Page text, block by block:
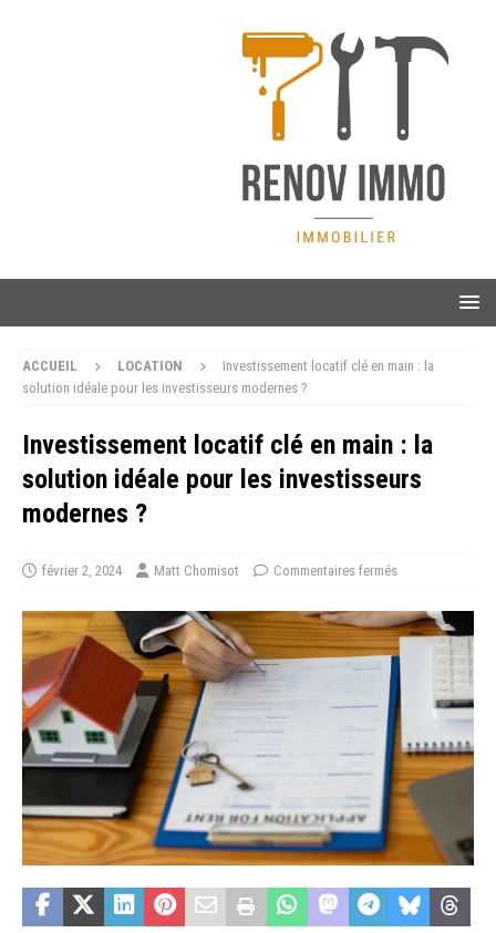
ACCUEIL LOCATION
Investissement locatif clé en main : la
solution idéale pour les investisseurs modernes ?
Investissement locatif clé en main : la
solution idéale pour les investisseurs
modernes ?
février 2, 2024 Matt Chomisot Commentaires fermés